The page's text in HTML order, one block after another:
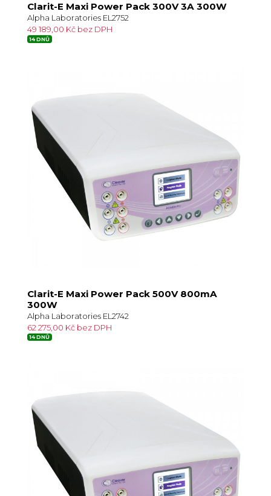
Clarit-E Maxi Power Pack 300V 3A 300W
Alpha Laboratories EL2752
49 189,00 Kč bez DPH
14 DNŮ
Clarit-E Maxi Power Pack 500V 800mA
300W
Alpha Laboratories EL2742
62 275,00 Kč bez DPH
14 DNŮ